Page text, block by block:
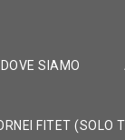
DOVE SIAMO
FITET (SOLO